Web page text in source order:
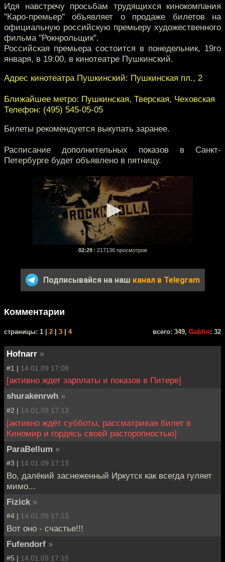
Идя навстречу просьбам трудящихся кинокомпания
"Каро-премьер" объявляет о продаже билетов на
официальную российскую премьеру художественного
фильма "Рокнрольщик".
Российская премьера состоится в понедельник, 19го
января, в 19:00, в кинотеатре Пушкинский.
Адрес кинотеатра Пушкинский: Пушкинская пл., 2
Ближайшее метро: Пушкинская, Тверская, Чеховская
Телефон: (495) 545-05-05
Билеты рекомендуется выкупать заранее.
Расписание дополнительных показов в Санкт-
Петербурге будет объявлено в пятницу.
02:29 217136 просмотров
Подписывайся на наш канал в Telegram
Комментарии
cтраницы: 1 | 2 3 4 всего: 349, Goblin: 32
Hofnarr »
#1 | 14.01.09 17:08
[активно ждет зарплаты и показов в Питере]
shurakenrwh »
#2 | 14.01.09 17:13
[активно ждёт субботы, рассматривая билет в
Киномир и гордясь своей расторопностью]
ParaBellum »
#3 | 14.01.09 17:13
Во, далёкий заснеженный Иркутск как всегда гуляет
мимо...
Fizick »
#4 | 14.01.09 17:13
Вот оно - счастье!!!
Fufendorf »
#5 | 14.01.09 17:15